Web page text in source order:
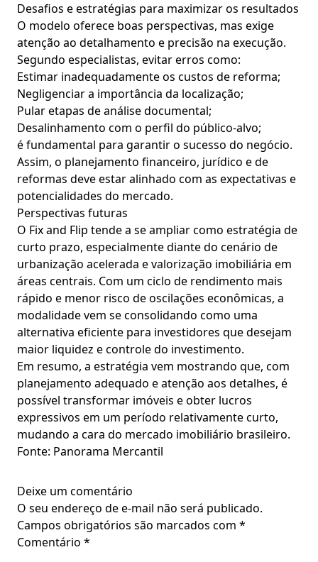
Desafios e estratégias para maximizar os resultados
O modelo oferece boas perspectivas, mas exige
atenção ao detalhamento e precisão na execução.
Segundo especialistas, evitar erros como:
Estimar inadequadamente os custos de reforma;
Negligenciar a importância da localização;
Pular etapas de análise documental;
Desalinhamento com o perfil do público-alvo;
é fundamental para garantir o sucesso do negócio.
Assim, o planejamento financeiro, jurídico e de
reformas deve estar alinhado com as expectativas e
potencialidades do mercado.
Perspectivas futuras
O Fix and Flip tende a se ampliar como estratégia de
curto prazo, especialmente diante do cenário de
urbanização acelerada e valorização imobiliária em
áreas centrais. Com um ciclo de rendimento mais
rápido e menor risco de oscilações econômicas, a
modalidade vem se consolidando como uma
alternativa eficiente para investidores que desejam
maior liquidez e controle do investimento.
Em resumo, a estratégia vem mostrando que, com
planejamento adequado e atenção aos detalhes, é
possível transformar imóveis e obter lucros
expressivos em um período relativamente curto,
mudando a cara do mercado imobiliário brasileiro.
Fonte: Panorama Mercantil
Deixe um comentário
O seu endereço de e-mail não será publicado.
Campos obrigatórios são marcados com *
Comentário *